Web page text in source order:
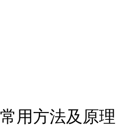
常用方法及原理